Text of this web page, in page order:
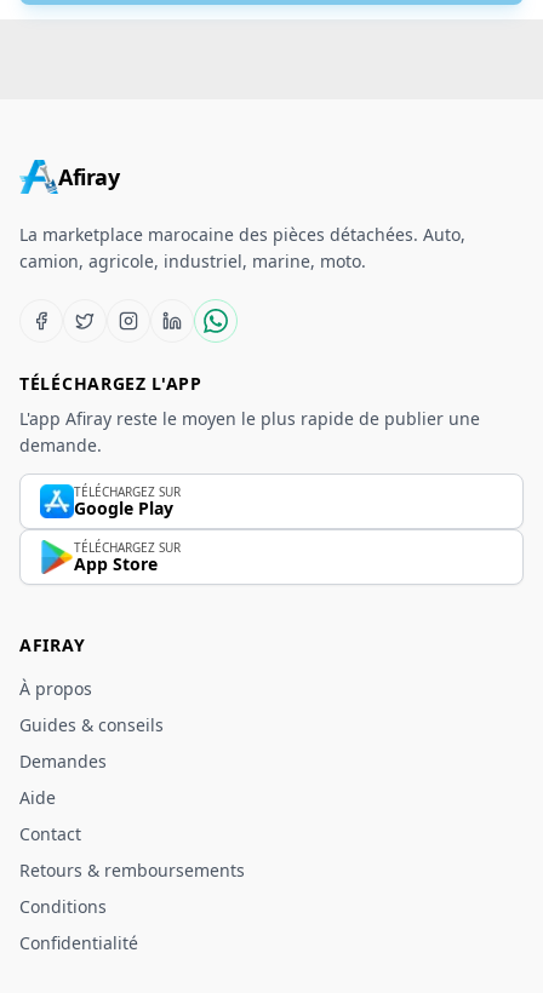
Afiray
La marketplace marocaine des pièces détachées. Auto,
camion, agricole, industriel, marine, moto.
TÉLÉCHARGEZ L'APP
L'app Afiray reste le moyen le plus rapide de publier une
demande.
TÉLÉCHARGEZ SUR
Google Play
TÉLÉCHARGEZ SUR
App Store
AFIRAY
À propos
Guides & conseils
Demandes
Aide
Contact
Retours & remboursements
Conditions
Confidentialité